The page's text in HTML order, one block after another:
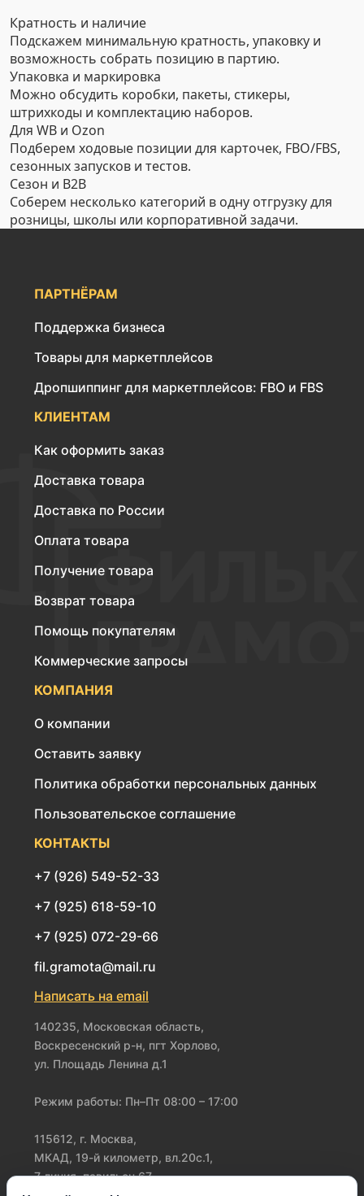
Кратность и наличие
Подскажем минимальную кратность, упаковку и
возможность собрать позицию в партию.
Упаковка и маркировка
Можно обсудить коробки, пакеты, стикеры,
штрихкоды и комплектацию наборов.
Для WB и Ozon
Подберем ходовые позиции для карточек, FBO/FBS,
сезонных запусков и тестов.
Сезон и B2B
Соберем несколько категорий в одну отгрузку для
розницы, школы или корпоративной задачи.
ПАРТНЁРАМ
Поддержка бизнеса
Товары для маркетплейсов
Дропшиппинг для маркетплейсов: FBO и FBS
КЛИЕНТАМ
Как оформить заказ
Доставка товара
Доставка по России
Оплата товара
Получение товара
Возврат товара
Помощь покупателям
Коммерческие запросы
КОМПАНИЯ
О компании
Оставить заявку
Политика обработки персональных данных
Пользовательское соглашение
КОНТАКТЫ
+7 (926) 549-52-33
+7 (925) 618-59-10
+7 (925) 072-29-66
fil.gramota@mail.ru
Написать на email
140235, Московская область,
Воскресенский р-н, пгт Хорлово,
ул. Площадь Ленина д.1
Режим работы: Пн–Пт 08:00 – 17:00
115612, г. Москва,
МКАД, 19-й километр, вл.20с.1,
7 линия, павильон 67